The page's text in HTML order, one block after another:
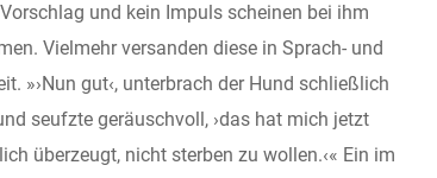
Vorschlag und kein Impuls scheinen bei ihm
Vielmehr versanden diese in Sprach- und
»›Nun gut‹, unterbrach der Hund schließlich
seufzte geräuschvoll, ›das hat mich jetzt
überzeugt, nicht sterben zu wollen.‹« Ein im